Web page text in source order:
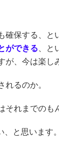
確保する、と
ができる 、
、今は楽し
れるのか。
それまでのも
と思います。